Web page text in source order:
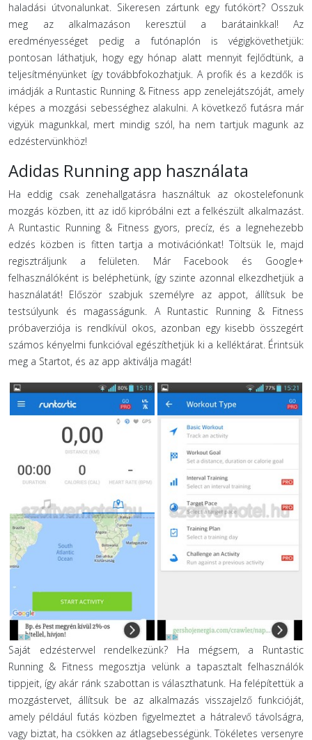
haladási útvonalunkat. Sikeresen zártunk egy futókört? Osszuk
meg az alkalmazáson keresztül a barátainkkal! Az
eredményességet pedig a futónaplón is végigkövethetjük:
pontosan láthatjuk, hogy egy hónap alatt mennyit fejlődtünk, a
teljesítményünket így továbbfokozhatjuk. A profik és a kezdők is
imádják a Runtastic Running & Fitness app zenelejátszóját, amely
képes a mozgási sebességhez alakulni. A következő futásra már
vigyük magunkkal, mert mindig szól, ha nem tartjuk magunk az
edzéstervünkhöz!
Adidas Running app használata
Ha eddig csak zenehallgatásra használtuk az okostelefonunk
mozgás közben, itt az idő kipróbálni ezt a felkészült alkalmazást.
A Runtastic Running & Fitness gyors, precíz, és a legnehezebb
edzés közben is fitten tartja a motivációnkat! Töltsük le, majd
regisztráljunk a felületen. Már Facebook és Google+
felhasználóként is beléphetünk, így szinte azonnal elkezdhetjük a
használatát! Először szabjuk személyre az appot, állítsuk be
testsúlyunk és magasságunk. A Runtastic Running & Fitness
próbaverziója is rendkívül okos, azonban egy kisebb összegért
számos kényelmi funkcióval egészíthetjük ki a kelléktárat. Érintsük
meg a Startot, és az app aktiválja magát!
Saját edzéstervvel rendelkezünk? Ha mégsem, a Runtastic
Running & Fitness megosztja velünk a tapasztalt felhasználók
tippjeit, így akár ránk szabottan is választhatunk. Ha felépítettük a
mozgástervet, állítsuk be az alkalmazás visszajelző funkcióját,
amely például futás közben figyelmeztet a hátralevő távolságra,
vagy biztat, ha csökken az átlagsebességünk. Tökéletes versenyre